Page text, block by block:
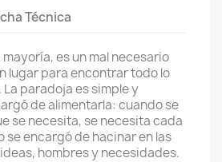
Técnica
es un mal necesario
lugar para encontrar todo lo
paradoja es simple y
de alimentarla: cuando se
se necesita, se necesita cada
se encargó de hacinar en las
hombres y necesidades.